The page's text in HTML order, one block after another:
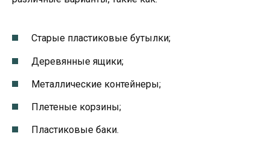
Старые пластиковые бутылки;
Деревянные ящики;
Металлические контейнеры;
Плетеные корзины;
Пластиковые баки.